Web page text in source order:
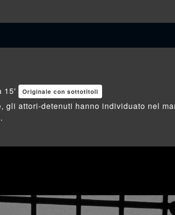
15' Originale con sottotitoli
gli attori-detenuti hanno individuato nel